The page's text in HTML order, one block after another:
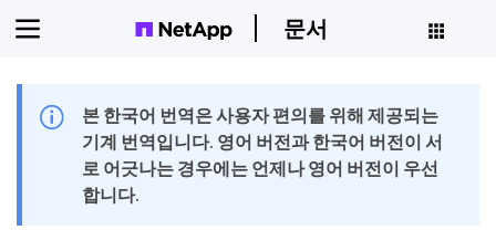
문서
본 한국어 번역은 사용자 편의를 위해 제공되는
기계 번역입니다. 영어 버전과 한국어 버전이 서
로 어긋나는 경우에는 언제나 영어 버전이 우선
합니다.